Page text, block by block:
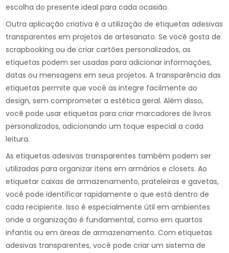
escolha do presente ideal para cada ocasião.
Outra aplicação criativa é a utilização de etiquetas adesivas
transparentes em projetos de artesanato. Se você gosta de
scrapbooking ou de criar cartões personalizados, as
etiquetas podem ser usadas para adicionar informações,
datas ou mensagens em seus projetos. A transparência das
etiquetas permite que você as integre facilmente ao
design, sem comprometer a estética geral. Além disso,
você pode usar etiquetas para criar marcadores de livros
personalizados, adicionando um toque especial a cada
leitura.
As etiquetas adesivas transparentes também podem ser
utilizadas para organizar itens em armários e closets. Ao
etiquetar caixas de armazenamento, prateleiras e gavetas,
você pode identificar rapidamente o que está dentro de
cada recipiente. Isso é especialmente útil em ambientes
onde a organização é fundamental, como em quartos
infantis ou em áreas de armazenamento. Com etiquetas
adesivas transparentes, você pode criar um sistema de